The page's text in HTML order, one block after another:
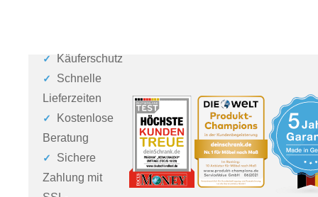
Käuferschutz
Schnelle
Lieferzeiten
Kostenlose
Beratung
Sichere
Zahlung mit